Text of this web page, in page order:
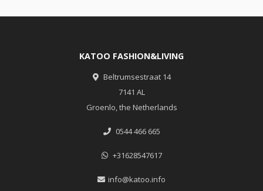
KATOO FASHION&LIVING
Beltrumsestraat 14
7141 AL
Groenlo, the Netherlands
0544 466 665
+31628547617
info@katoo.info